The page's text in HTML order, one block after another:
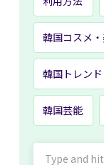
韓国コスメ
韓国トレン
韓国芸能